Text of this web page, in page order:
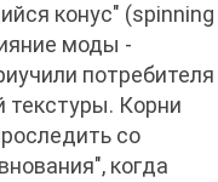
конус" (spinning
моды -
потребителя
текстуры. Корни
со
когда